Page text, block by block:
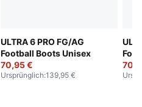
ULTRA 6 PRO FG/AG
Football Boots Unisex
70,95 €
Ursprünglich:139,95 €